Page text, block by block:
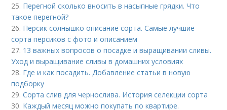
25. Перегной сколько вносить в насыпные грядки. Что
такое перегной?
26. Персик солнышко описание сорта. Самые лучшие
сорта персиков с фото и описанием
27. 13 важных вопросов о посадке и выращивании сливы.
Уход и выращивание сливы в домашних условиях
28. Где и как посадить. Добавление статьи в новую
подборку
29.Сорта слив для чернослива. История селекции сорта
30. Каждый месяц можно покупать по квартире.